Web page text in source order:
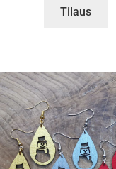
Tilaus